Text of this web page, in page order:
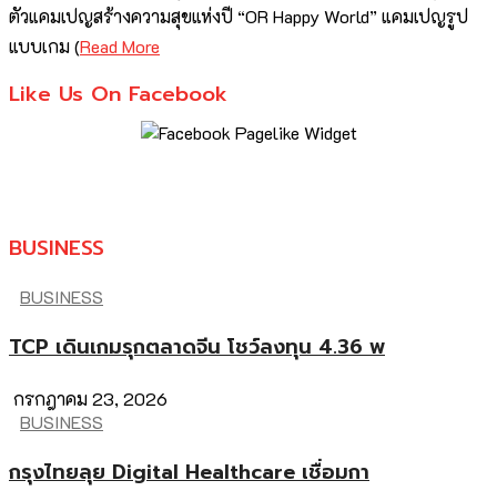
ตัวแคมเปญสร้างความสุขแห่งปี “OR Happy World” แคมเปญรูป
แบบเกม (Read More
Like Us On Facebook
BUSINESS
BUSINESS
TCP เดินเกมรุกตลาดจีน โชว์ลงทุน 4.36 พ
กรกฎาคม 23, 2026
BUSINESS
กรุงไทยลุย Digital Healthcare เชื่อมกา